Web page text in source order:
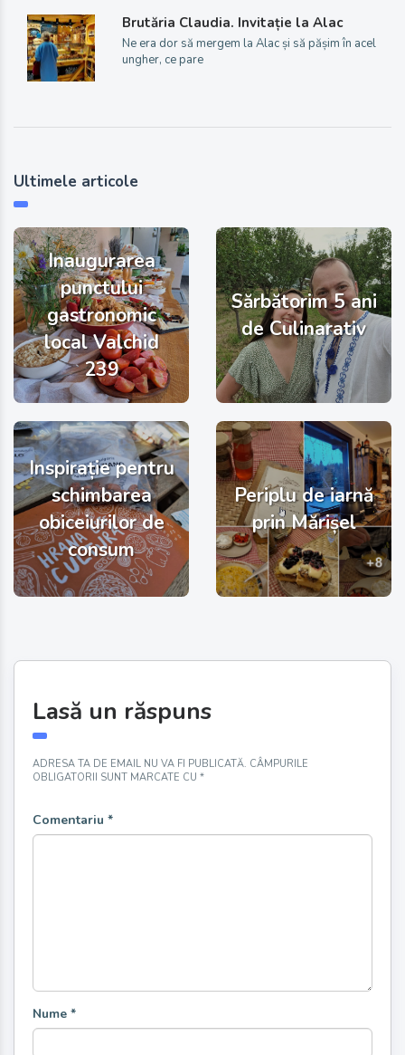
Brutăria Claudia. Invitație la Alac
Ne era dor să mergem la Alac și să pășim în acel
ungher, ce pare
Ultimele articole
Inaugurarea
punctului
gastronomic
local Valchid
239
Sărbătorim 5 ani
de Culinarativ
Inspirație pentru
schimbarea
obiceiurilor de
consum
Periplu de iarnă
prin Mărișel
Lasă un răspuns
ADRESA TA DE EMAIL NU VA FI PUBLICATĂ. CÂMPURILE
OBLIGATORII SUNT MARCATE CU *
Comentariu *
Nume *